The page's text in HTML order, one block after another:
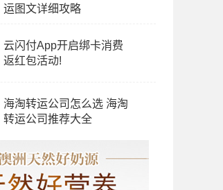
运图文详细攻略
云闪付App开启绑卡消费
返红包活动!
海淘转运公司怎么选 海淘
转运公司推荐大全